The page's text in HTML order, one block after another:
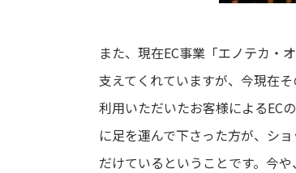
また、現在EC事業「エノテカ・
支えてくれていますが、今現在
利用いただいたお客様によるEC
に足を運んで下さった方が、シ
だけているということです。今